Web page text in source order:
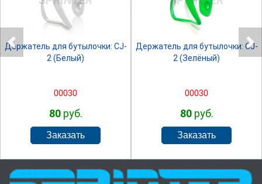
Держатель для бутылочки: CJ-
2 (Белый)
00030
80руб.
Держатель для бутылочки: CJ-
2 (Зелёный)
00030
80руб.